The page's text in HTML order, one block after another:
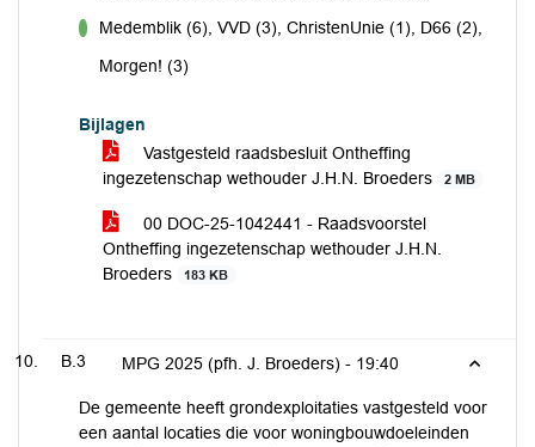
Medemblik (6), VVD (3), ChristenUnie (1), D66 (2),
Morgen! (3)
Bijlagen
Vastgesteld raadsbesluit Ontheffing
ingezetenschap wethouder J.H.N. Broeders
2 MB
00 DOC-25-1042441 - Raadsvoorstel
Ontheffing ingezetenschap wethouder J.H.N.
Broeders
183 KB
B.3 MPG 2025 (pfh. J. Broeders) - 19:40
De gemeente heeft grondexploitaties vastgesteld voor
een aantal locaties die voor woningbouwdoeleinden